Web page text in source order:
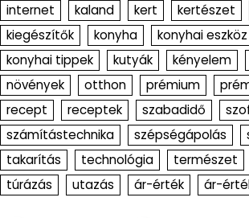
internet
kaland kert kertészet
kiegészítők
konyha
konyhai eszköz
konyhai tippek
kutyák kényelem
növények
otthon prémium
recept
receptek szabadidő
számítástechnika
szépségápolás
takarítás
technológia természet
túrázás
utazás ár-érték ár-